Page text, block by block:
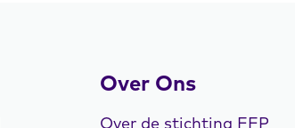
Over Ons
Over de stichting FFP